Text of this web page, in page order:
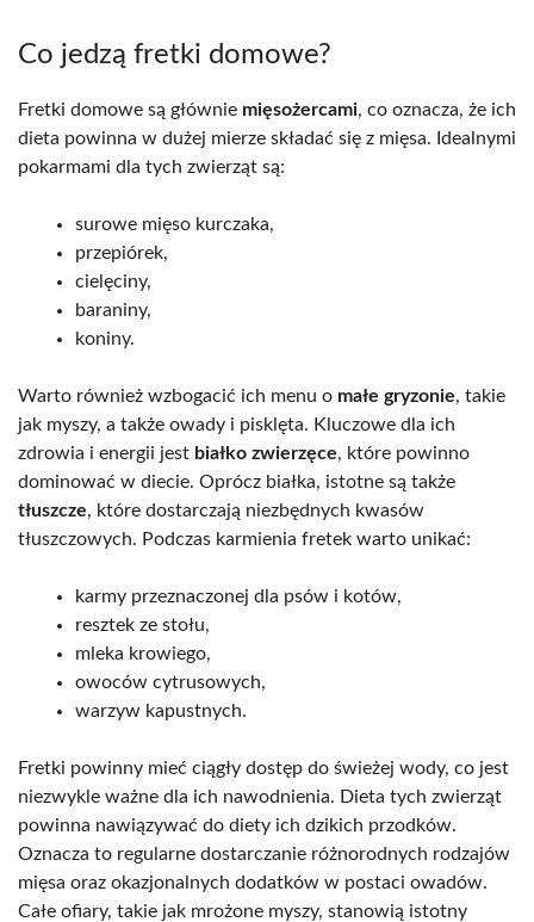
Co jedzą fretki domowe?
Fretki domowe są głównie mięsożercami, co oznacza, że ich
dieta powinna w dużej mierze składać się z mięsa. Idealnymi
pokarmami dla tych zwierząt są:
surowe mięso kurczaka,
przepiórek,
cielęciny,
baraniny,
koniny.
Warto również wzbogacić ich menu o małe gryzonie, takie
jak myszy, a także owady i pisklęta. Kluczowe dla ich
zdrowia i energii jest białko zwierzęce, które powinno
dominować w diecie. Oprócz białka, istotne są także
tłuszcze, które dostarczają niezbędnych kwasów
tłuszczowych. Podczas karmienia fretek warto unikać:
karmy przeznaczonej dla psów i kotów,
resztek ze stołu,
mleka krowiego,
owoców cytrusowych,
warzyw kapustnych.
Fretki powinny mieć ciągły dostęp do świeżej wody, co jest
niezwykle ważne dla ich nawodnienia. Dieta tych zwierząt
powinna nawiązywać do diety ich dzikich przodków.
Oznacza to regularne dostarczanie różnorodnych rodzajów
mięsa oraz okazjonalnych dodatków w postaci owadów.
Całe ofiary, takie jak mrożone myszy, stanowią istotny